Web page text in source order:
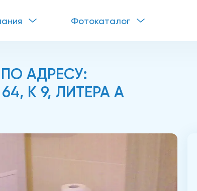
Фотокаталог
АДРЕСУ:
К 9, ЛИТЕРА А